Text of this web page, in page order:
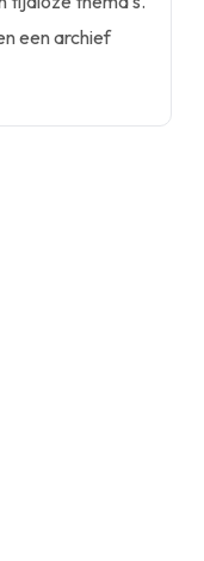
een archief